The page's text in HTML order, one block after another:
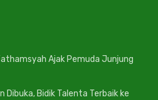
Ajak Pemuda Junjung
Dibuka, Bidik Talenta Terbaik ke